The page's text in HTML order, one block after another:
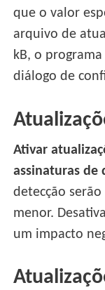
que o valor
arquivo de
kB, o
diálogo de
Ativar
assinaturas de
detecção
menor.
um impacto